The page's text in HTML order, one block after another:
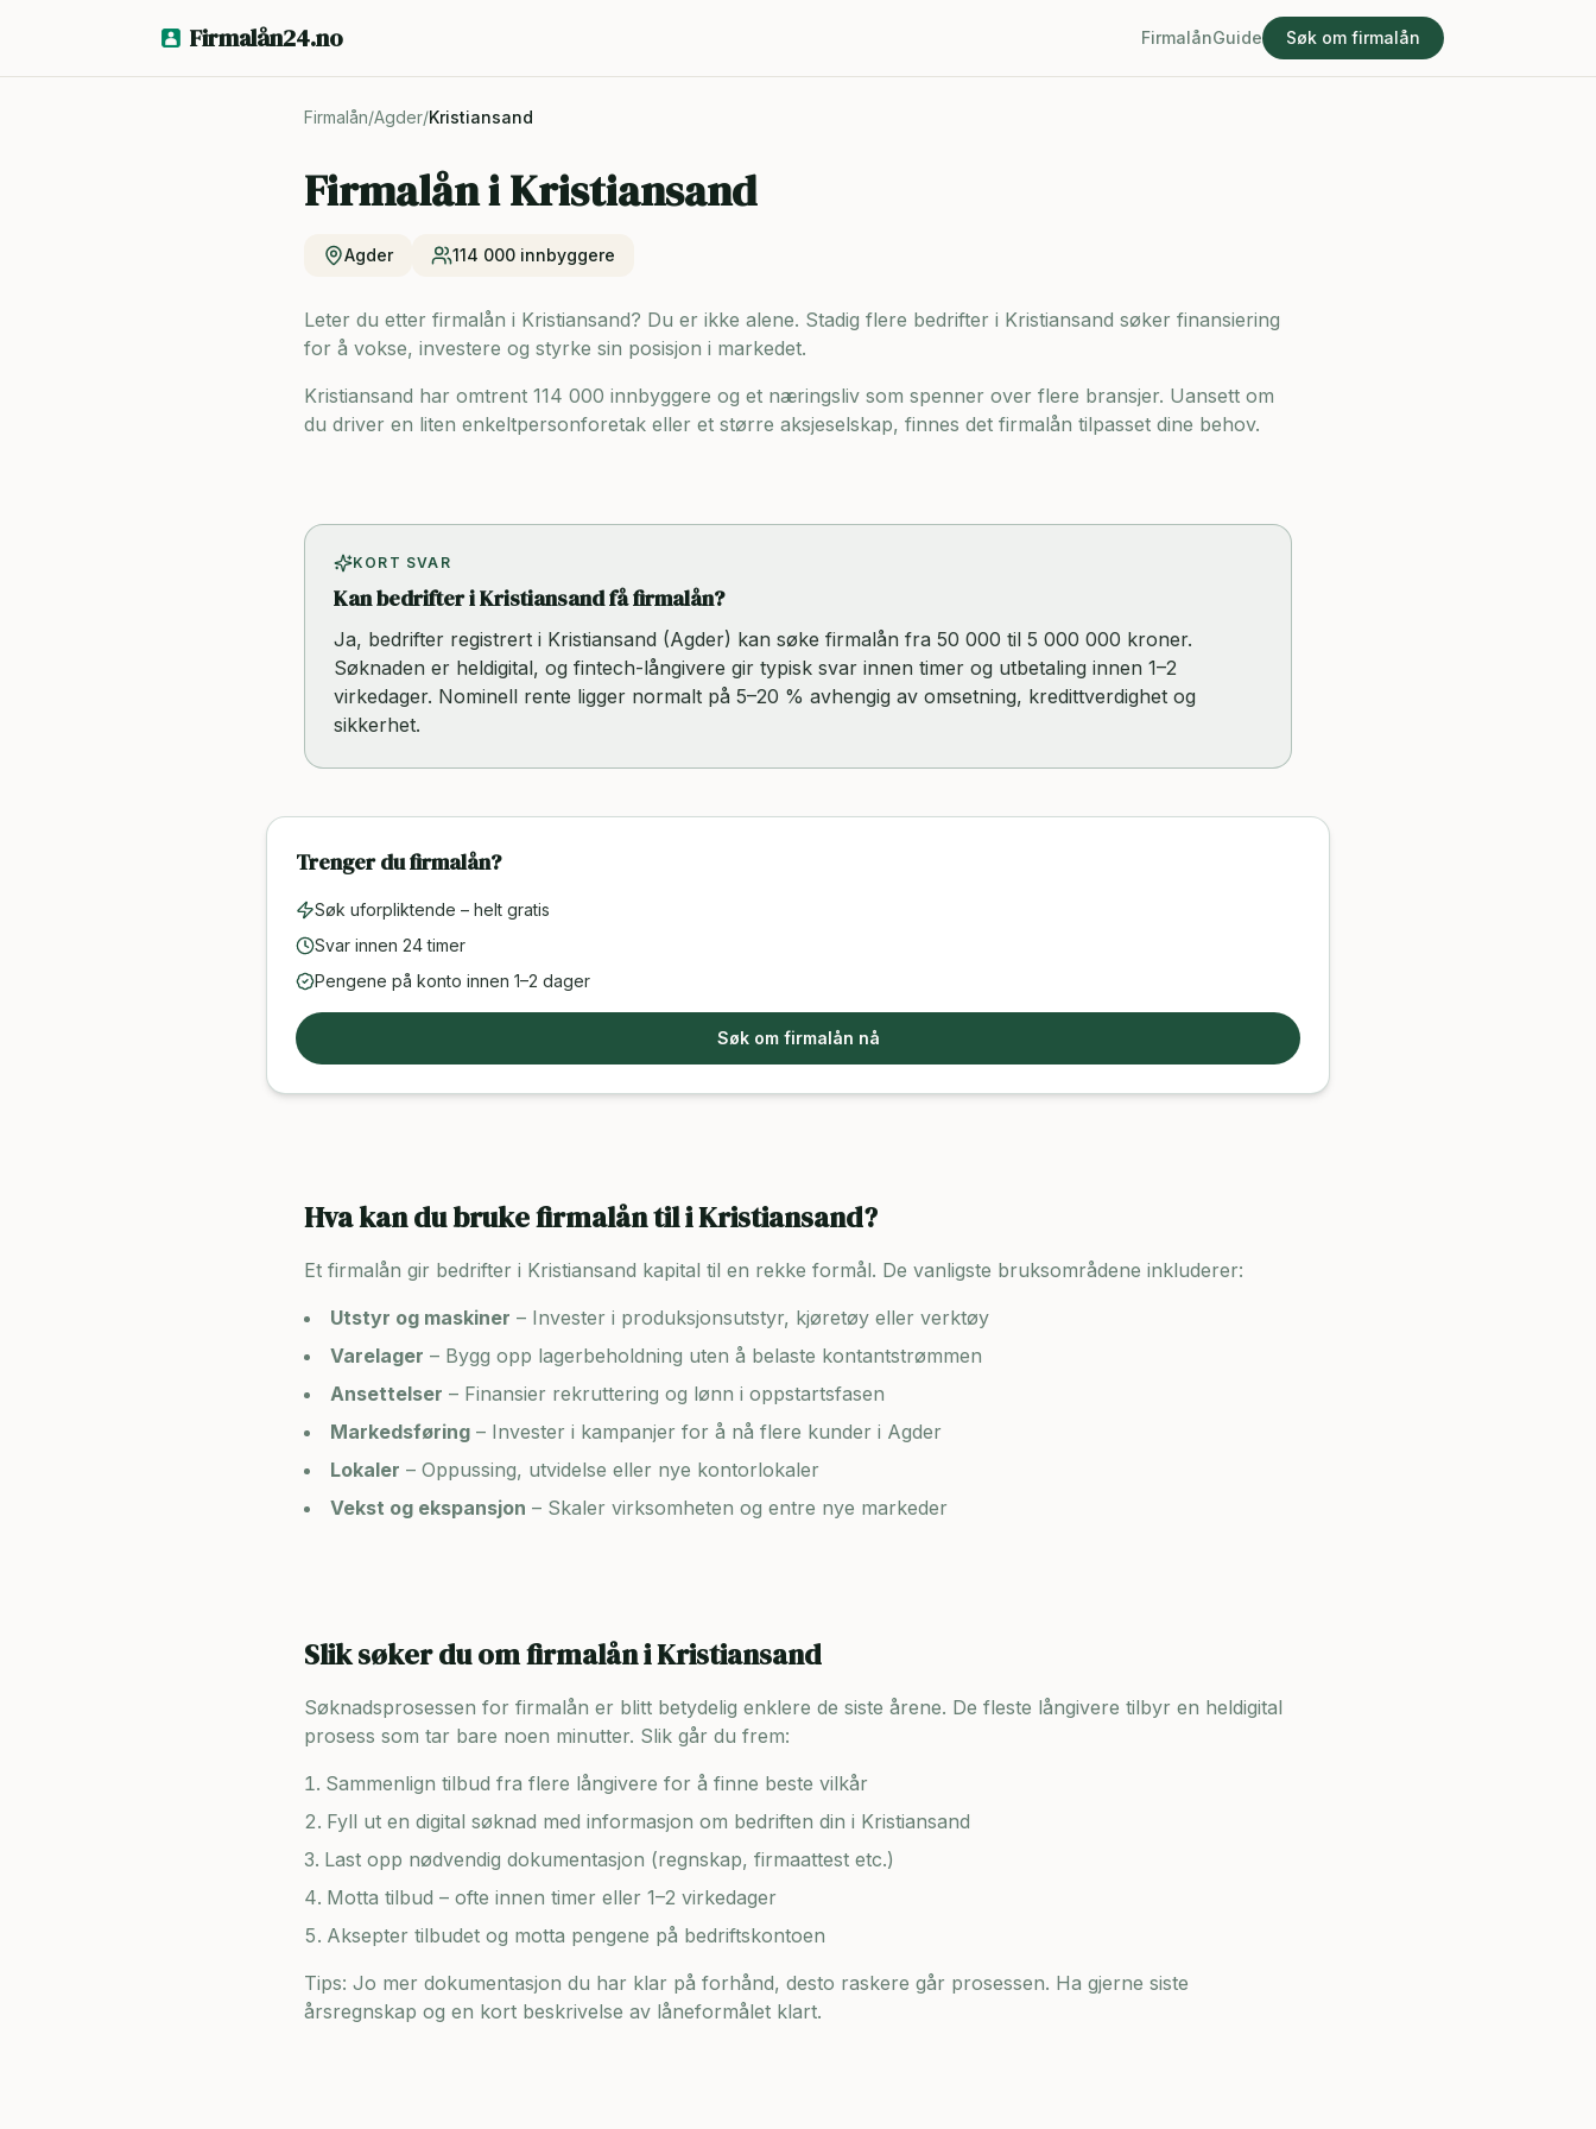
Firmalån24.no FirmalånGuide Søk om firmalån
Firmalån/Agder/Kristiansand
Firmalån iKristiansand
Agder 114 000 innbyggere
Leter du etter firmalån i Kristiansand? Du er ikke alene. Stadig flere bedrifter i Kristiansand søker finansiering
for å vokse, investere og styrke sin posisjon i markedet.
Kristiansand har omtrent 114 000 innbyggere og et næringsliv som spenner over flere bransjer. Uansett om
du driver en liten enkeltpersonforetak eller et større aksjeselskap, finnes det firmalån tilpasset dine behov.
KORT SVAR
Kan bedrifter i Kristiansand få firmalån?
Ja, bedrifter registrert i Kristiansand (Agder) kan søke firmalån fra 50 000 til 5 000 000 kroner.
Søknaden er heldigital, og fintech-långivere gir typisk svar innen timer og utbetaling innen 1–2
virkedager. Nominell rente ligger normalt på 5–20 % avhengig av omsetning, kredittverdighet og
sikkerhet.
Trenger du firmalån?
Søk uforpliktende – helt gratis
Svar innen 24 timer
Pengene på konto innen 1–2 dager
Søk om firmalån nå
Hva kan du bruke firmalån til iKristiansand?
Et firmalån gir bedrifter i Kristiansand kapital til en rekke formål. De vanligste bruksområdene inkluderer:
Utstyr og maskiner – Invester i produksjonsutstyr, kjøretøy eller verktøy
Varelager – Bygg opp lagerbeholdning uten å belaste kontantstrømmen
Ansettelser – Finansier rekruttering og lønn i oppstartsfasen
Markedsføring – Invester i kampanjer for å nå flere kunder i Agder
Lokaler – Oppussing, utvidelse eller nye kontorlokaler
Vekst og ekspansjon – Skaler virksomheten og entre nye markeder
Slik søker du om firmalån iKristiansand
Søknadsprosessen for firmalån er blitt betydelig enklere de siste årene. De fleste långivere tilbyr en heldigital
prosess som tar bare noen minutter. Slik går du frem:
Sammenlign tilbud fra flere långivere for å finne beste vilkår
Fyll ut en digital søknad med informasjon om bedriften din i Kristiansand
Last opp nødvendig dokumentasjon (regnskap, firmaattest etc.)
Motta tilbud – ofte innen timer eller 1–2 virkedager
Aksepter tilbudet og motta pengene på bedriftskontoen
Tips: Jo mer dokumentasjon du har klar på forhånd, desto raskere går prosessen. Ha gjerne siste
årsregnskap og en kort beskrivelse av låneformålet klart.